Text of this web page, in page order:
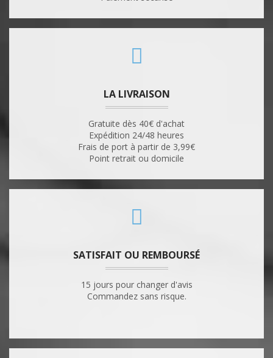
LA LIVRAISON
Gratuite dès 40€ d'achat
Expédition 24/48 heures
Frais de port à partir de 3,99€
Point retrait ou domicile
SATISFAIT OU REMBOURSÉ
15 jours pour changer d'avis
Commandez sans risque.